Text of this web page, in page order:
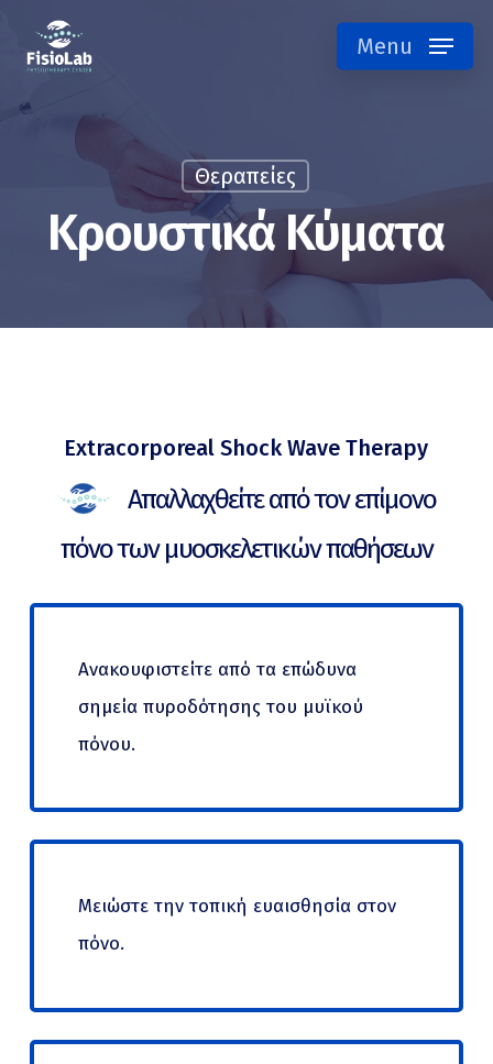
Menu
Θεραπείες
Κρουστικά Κύματα
Extracorporeal Shock Wave Therapy
Απαλλαχθείτε από τον επίμονο
πόνο των μυοσκελετικών παθήσεων
Ανακουφιστείτε από τα επώδυνα
σημεία πυροδότησης του μυϊκού
πόνου.
Μειώστε την τοπική ευαισθησία στον
πόνο.